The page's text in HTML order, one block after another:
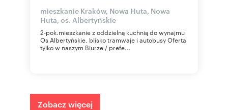
mieszkanie Kraków, Nowa Huta, Nowa
Huta, os. Albertyńskie
2-pok.mieszkanie z oddzielną kuchnią do wynajmu
Os Albertyńskie, blisko tramwaje i autobusy Oferta
tylko w naszym Biurze / prefe...
Zobacz więcej